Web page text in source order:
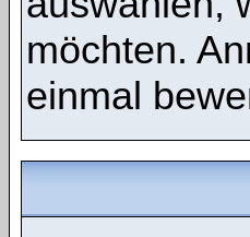
möchten.
einmal